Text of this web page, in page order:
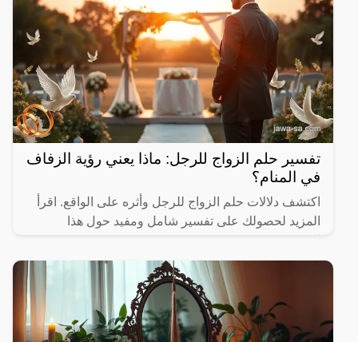
تفسير حلم الزواج للرجل: ماذا يعني رؤية الزفاف
في المنام؟
اكتشف دلالات حلم الزواج للرجل وأثره على الواقع. اقرأ
المزيد لحصولك على تفسير شامل ومفيد حول هذا